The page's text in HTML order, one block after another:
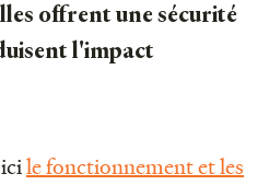
offrent une sécurité
l'impact
le fonctionnement et les